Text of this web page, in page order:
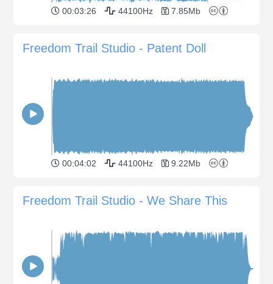
00:03:26 44100Hz 7.85Mb
Freedom Trail Studio - Patent Doll
00:04:02 44100Hz 9.22Mb
Freedom Trail Studio - We Share This